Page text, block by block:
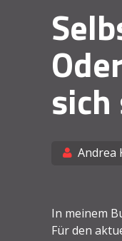
Andrea
In meinem
Für den